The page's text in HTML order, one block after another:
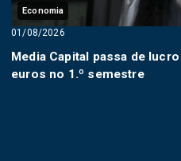
Economia
01/08/2026
Media Capital passa de
euros no 1.º semestre